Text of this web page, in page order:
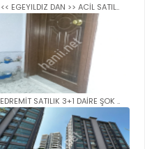
<< EGEYILDIZ DAN >> ACİL SATIL..
EDREMİT SATILIK 3+1 DAİRE ŞOK ..